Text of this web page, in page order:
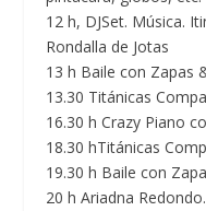
12 h, DJSet. Música.
Rondalla de Jotas
13 h Baile con Zapas
13.30 Titánicas
16.30 h Crazy Piano
18.30 hTitánicas
19.30 h Baile con
20 h Ariadna